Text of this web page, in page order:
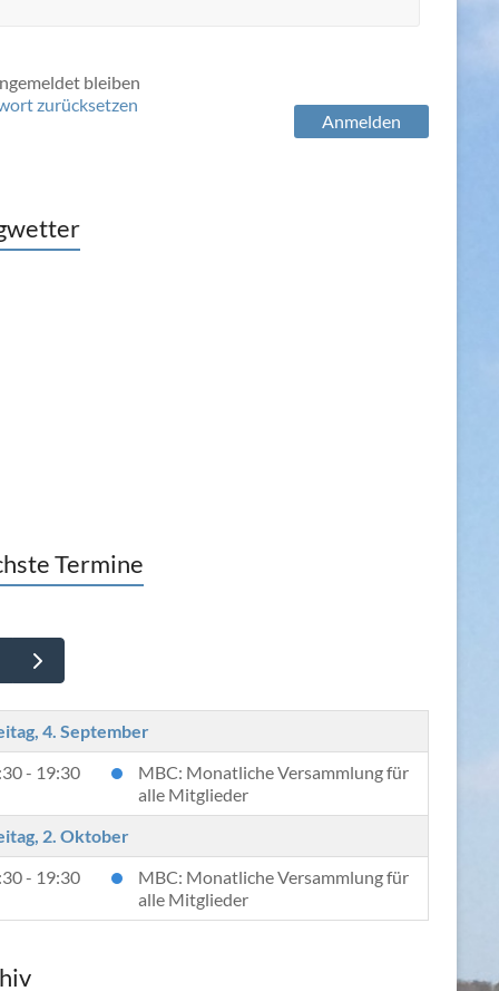
bleiben
Anmelden
zurücksetzen
Termine
4. September
- 19:30
MBC: Monatliche Versammlung für
alle Mitglieder
2. Oktober
- 19:30
MBC: Monatliche Versammlung für
alle Mitglieder